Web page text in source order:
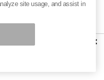
亀製麺は2011年のハワ
インドネシア、台
がアジア圏にある。
現地化されているの
×
site usage, and assist in